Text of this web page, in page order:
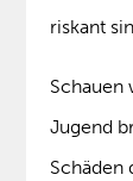
riskant
Schauen
Jugend
Schäden